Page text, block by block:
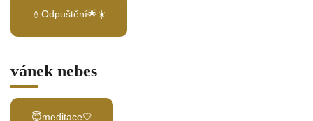
💧Odpuštění🌟☀️
vánek nebes
😇meditace🤍